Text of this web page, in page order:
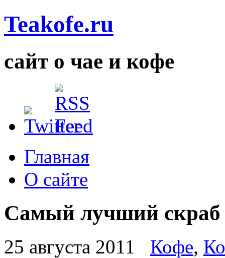
Teakofe.ru
сайт о чае и кофе
Главная
О сайте
Самый лучший скраб
25 августа 2011 Кофе,